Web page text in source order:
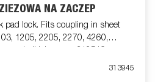
NA ZACZEP
pad lock. Fits coupling in sheet
1205, 2205, 2270, 4260,
cast ball joints use 312519
313945